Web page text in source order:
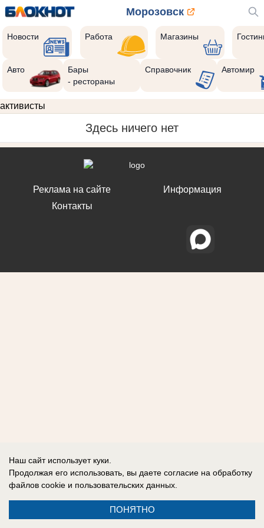
Морозовск
Новости Работа Магазины
Авто
Бары
- рестораны
Справочник Автомир
активисты
Здесь ничего нет
Реклама на сайте
Контакты
Информация
Наш сайт использует куки.
Продолжая его использовать, вы даете согласие на обработку
файлов cookie и пользовательских данных.
ПОНЯТНО